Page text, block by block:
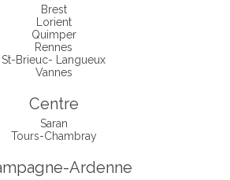
Brest
Lorient
Quimper
Rennes
St-Brieuc- Langueux
Vannes
Centre
Saran
Tours-Chambray
Ardenne